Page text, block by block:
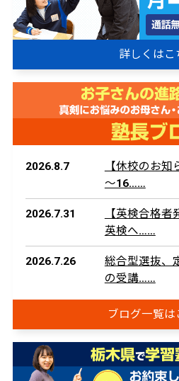
詳しくはこ
2026.8.7
【休校のお知
～16……
2026.7.31
【英検合格
英検へ……
2026.7.26
総合型選抜、
の受講……
ブログ一覧は